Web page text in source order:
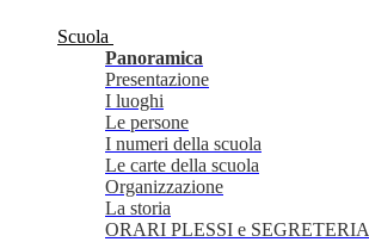
Scuola
Panoramica
Presentazione
I luoghi
Le persone
I numeri della scuola
Le carte della scuola
Organizzazione
La storia
ORARI PLESSI e SEGRETERIA